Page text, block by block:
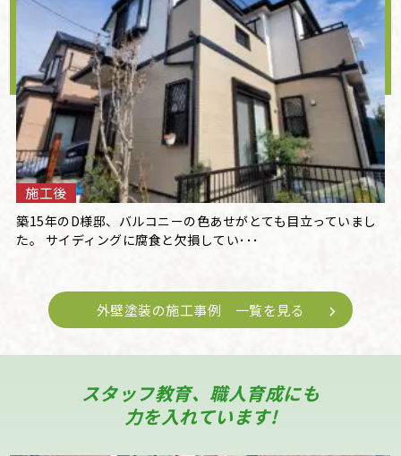
施工後
築15年のD様邸、バルコニーの色あせがとても目立っていまし
た。 サイディングに腐食と欠損してい･･･
外壁塗装の施工事例 一覧を見る
スタッフ教育、職人育成にも
力を入れています!